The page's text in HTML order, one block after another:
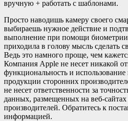
вручную + работать с шаблонами.
Просто наводишь камеру своего
выбираешь нужное действие и
выполнение при помощи
приходила в голову мысль сделать
Ведь это намного проще, чем
Компания Apple не несет никакой
функциональность и использование
продукции сторонних
не несет ответственности за
данных, размещенных на веб-
производителей. Обратитесь к
информацией.